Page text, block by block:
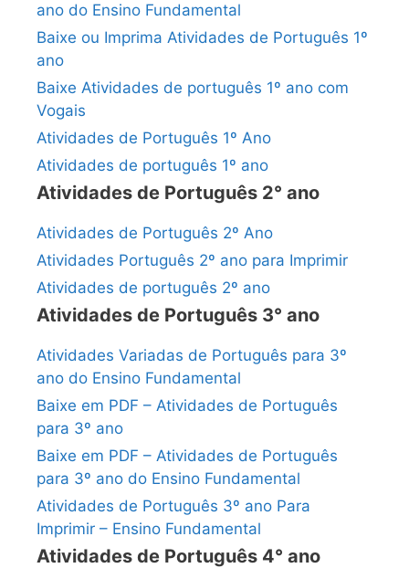
ano do Ensino Fundamental
Baixe ou Imprima Atividades de Português 1º
ano
Baixe Atividades de português 1º ano com
Vogais
Atividades de Português 1º Ano
Atividades de português 1º ano
Atividades de Português 2° ano
Atividades de Português 2º Ano
Atividades Português 2º ano para Imprimir
Atividades de português 2º ano
Atividades de Português 3° ano
Atividades Variadas de Português para 3º
ano do Ensino Fundamental
Baixe em PDF – Atividades de Português
para 3º ano
Baixe em PDF – Atividades de Português
para 3º ano do Ensino Fundamental
Atividades de Português 3º ano Para
Imprimir – Ensino Fundamental
Atividades de Português 4° ano